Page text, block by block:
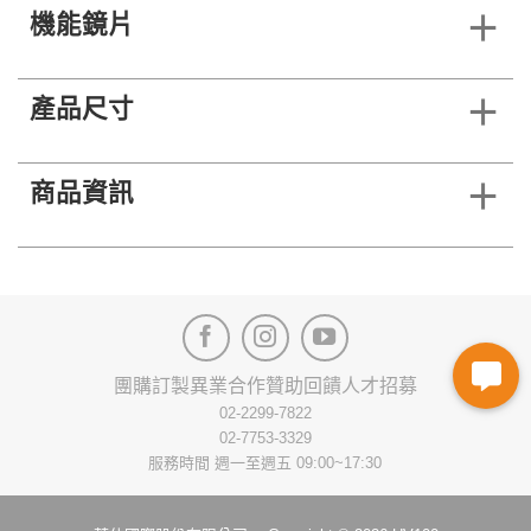
機能鏡片
產品尺寸
商品資訊
團購訂製異業合作贊助回饋人才招募
02-2299-7822
02-7753-3329
服務時間 週一至週五 09:00~17:30